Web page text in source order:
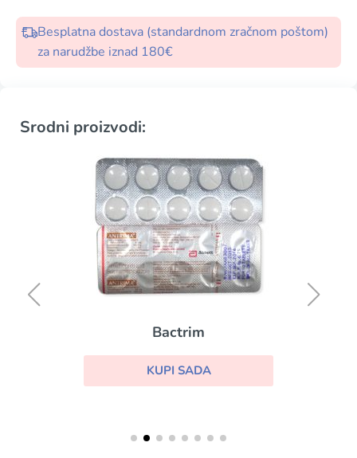
Besplatna dostava (standardnom zračnom poštom)
za narudžbe iznad 180€
Srodni proizvodi:
Bactrim
KUPI SADA